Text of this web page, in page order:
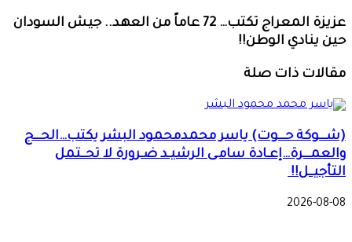
عزيزة المعراج تكتب… 72 عاماً من العهد.. جيش السودان
حين ينادي الوطن!!
مقالات ذات صلة
(شـــوكة حـــوت) ياسر محمدمحمود البشر يكتب…الحـــج
والعمـــرة…إعـادة سامـى الرشيـد ضـرورة لا تحــتمل
التأجيــل!!
2026-08-08